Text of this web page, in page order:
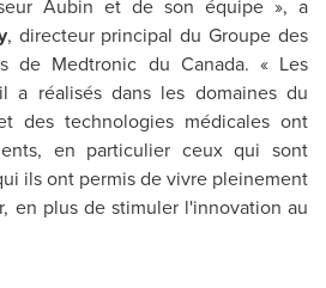
Aubin et de son équipe », a
, directeur principal du Groupe des
de Medtronic du Canada. « Les
a réalisés dans les domaines du
des technologies médicales ont
en particulier ceux qui sont
ils ont permis de vivre pleinement
en plus de stimuler l'innovation au